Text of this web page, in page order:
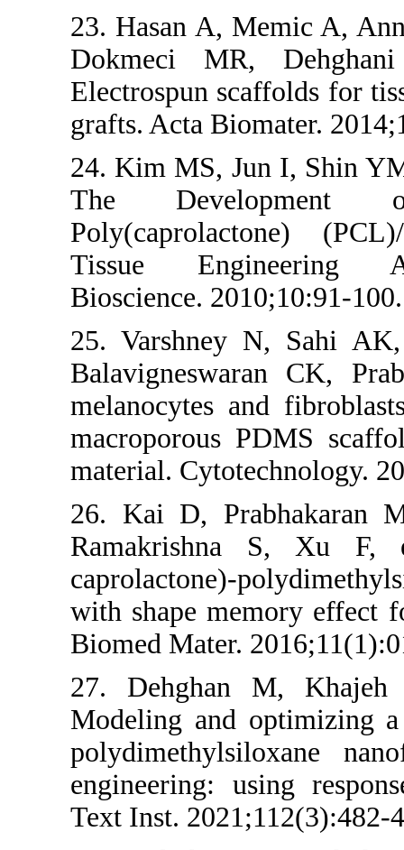
23. Hasan A,
Dokmeci
Electrospun
grafts. Acta
24. Kim MS,
The
Tissue
Bioscience.
25.
melanocytes
macroporous
material.
26. Kai D,
with shape
Biomed
27.
Modeling and
engineering:
Text Inst.